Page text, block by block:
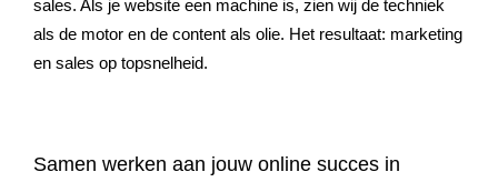
sales. Als je website een machine is, zien wij de techniek
als de motor en de content als olie. Het resultaat: marketing
en sales op topsnelheid.
Samen werken aan jouw online succes in